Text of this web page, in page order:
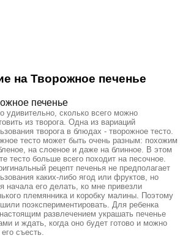
на Творожное печенье
печенье
удивительно, сколько всего можно
из творога. Одна из вариаций
творога в блюдах - творожное тесто.
тесто может быть очень разным: похожим
на слоеное и даже на блинное. В этом
тесто больше всего походит на песочное.
рецепт печенья не предполагает
каких-либо ягод или фруктов, но
я начала его делать, ко мне привезли
племянника и коробку малины. Поэтому
поэкспериментировать. Для ребенка
развлечением украшать печенье
и ждать, когда оно будет готово и можно
съесть.